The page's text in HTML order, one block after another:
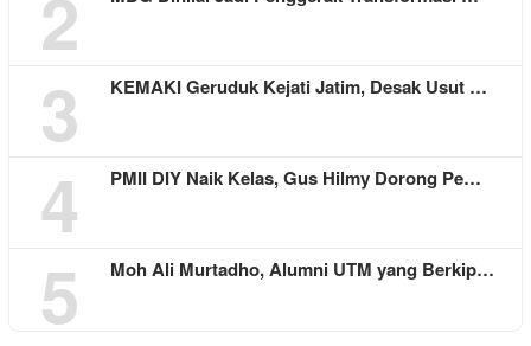
3 KEMAKI Geruduk Kejati Jatim, Desak Usut …
4 PMII DIY Naik Kelas, Gus Hilmy Dorong Pe…
5 Moh Ali Murtadho, Alumni UTM yang Berkip…